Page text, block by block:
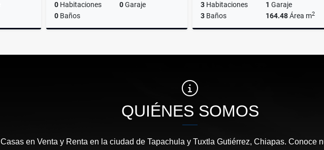
0 Habitaciones 0Garaje
0 Baños
$580,000
3 Habitaciones 1 Garaje
3 Baños 164.48Área m2
$2,650,000
QUIÉNES SOMOS
Casas en Venta y Renta en la ciudad de Tapachula y Tuxtla Gutiérrez, Chiapas. Conoce